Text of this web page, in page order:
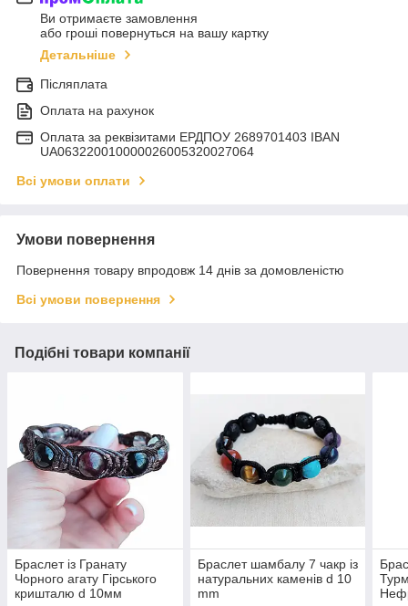
Ви отримаєте замовлення
або гроші повернуться на вашу картку
Детальніше
Післяплата
Оплата на рахунок
Оплата за реквізитами ЕРДПОУ 2689701403 IBAN
UA063220010000026005320027064
Всі умови оплати
Умови повернення
Повернення товару впродовж 14 днів за домовленістю
Всі умови повернення
Подібні товари компанії
Браслет із Гранату
Чорного агату Гірського
кришталю d 10мм
Браслет шамбалу 7 чакр із
натуральних каменів d 10
mm